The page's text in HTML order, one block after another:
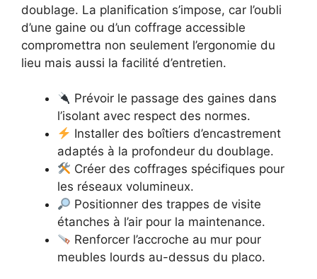
doublage. La planification s’impose, car l’oubli
d’une gaine ou d’un coffrage accessible
compromettra non seulement l’ergonomie du
lieu mais aussi la facilité d’entretien.
Prévoir le passage des gaines dans
l’isolant avec respect des normes.
Installer des boîtiers d’encastrement
adaptés à la profondeur du doublage.
Créer des coffrages spécifiques pour
les réseaux volumineux.
Positionner des trappes de visite
étanches à l’air pour la maintenance.
Renforcer l’accroche au mur pour
meubles lourds au-dessus du placo.